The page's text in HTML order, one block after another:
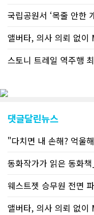
댓글달린뉴스
"다치면 내 손해? 억울
앨버타, 의사 의뢰 없